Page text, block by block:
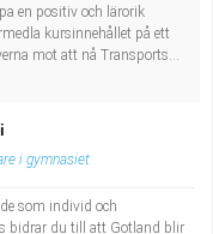
en positiv och lärorik
kursinnehållet på ett
mot att nå Transports...
i gymnasiet
som individ och
bidrar du till att Gotland blir